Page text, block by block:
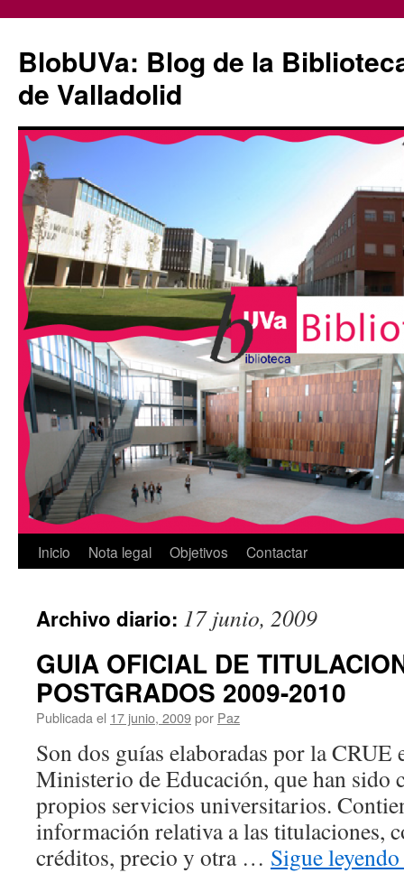
contenido
BlobUVa: Blog de la
de Valladolid
Inicio Nota legal Objetivos Contactar
Archivo diario: 17 junio, 2009
GUIA OFICIAL DE
POSTGRADOS 2009-2010
Publicada el 17 junio, 2009por Paz
Son dos guías elaboradas por la
Ministerio de Educación, que han sido
propios servicios universitarios.
información relativa a las titulaciones,
créditos, precio y otra … Sigue leyendo